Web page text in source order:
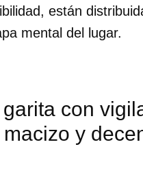
están
mental del lugar.
con
y